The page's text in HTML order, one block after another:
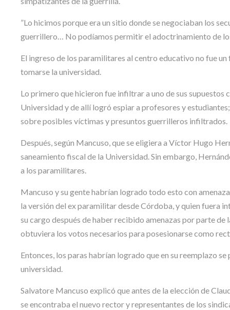
”Lo hicimos porque era un sitio donde se negociaban los
guerrillero… No podíamos permitir el adoctrinamiento de
El ingreso de los paramilitares al centro educativo no fue
tomarse la universidad.
Lo primero que hicieron fue infiltrar a uno de sus
Universidad y de allí logró espiar a profesores y
sobre posibles víctimas y presuntos guerrilleros infiltrados.
Después, según Mancuso, que se eligiera a Víctor Hugo
saneamiento fiscal de la Universidad. Sin embargo,
a los paramilitares.
Mancuso y su gente habrían logrado todo esto con
la versión del ex paramilitar desde Córdoba, y quien fuera
su cargo después de haber recibido amenazas por parte
obtuviera los votos necesarios para posesionarse como
Entonces, los paras habrían logrado que en su reemplazo
universidad.
Salvatore Mancuso explicó que antes de la elección de
se encontraba el nuevo rector y representantes de los